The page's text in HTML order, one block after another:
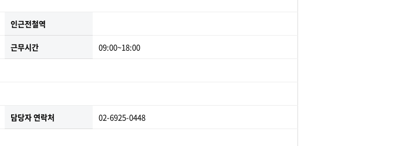
인근전철역
근무시간 09:00~18:00
담당자 연락처 02-6925-0448